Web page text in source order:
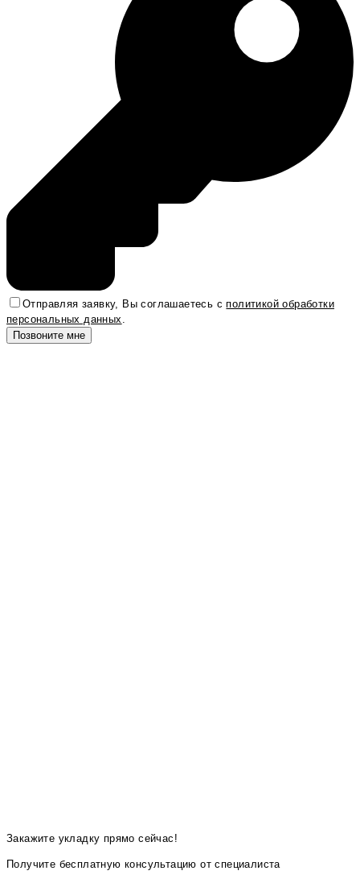
Отправляя заявку, Вы соглашаетесь сполитикой обработки
персональных данных
Закажите укладку прямо сейчас!
Получите бесплатную консультацию от специалиста